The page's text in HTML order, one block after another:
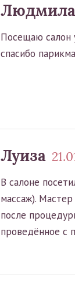
Людмила
Посещаю салон
спасибо
Луиза
В салоне
массаж).
после
проведённое с